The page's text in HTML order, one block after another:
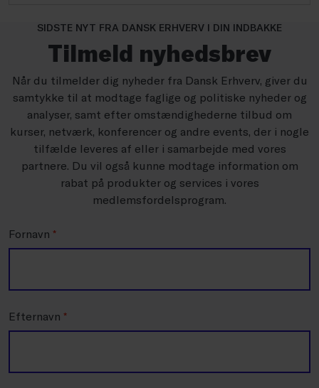
SIDSTE NYT FRA DANSK ERHVERV I DIN INDBAKKE
Tilmeld nyhedsbrev
Når du tilmelder dig nyheder fra Dansk Erhverv, giver du
samtykke til at modtage faglige og politiske nyheder og
analyser, samt efter omstændighederne tilbud om
kurser, netværk, konferencer og andre events, der i nogle
tilfælde leveres af eller i samarbejde med vores
partnere. Du vil også kunne modtage information om
rabat på produkter og services i vores
medlemsfordelsprogram.
Fornavn *
Efternavn *